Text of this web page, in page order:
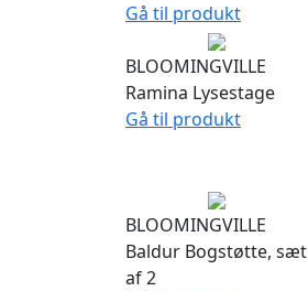
Gå til produkt
BLOOMINGVILLE
Ramina Lysestage
Gå til produkt
BLOOMINGVILLE
Baldur Bogstøtte, sæt
af 2